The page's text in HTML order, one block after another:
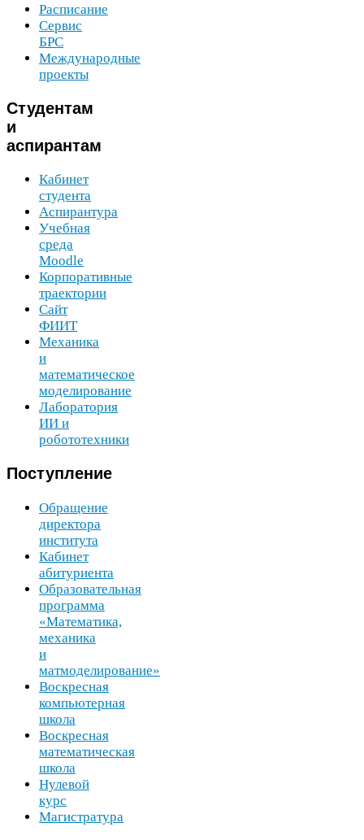
Расписание
Сервис
БРС
Международные
проекты
Студентам
и
аспирантам
Кабинет
студента
Аспирантура
Учебная
среда
Moodle
Корпоративные
траектории
Сайт
ФИИТ
Механика
и
математическое
моделирование
Лаборатория
ИИ и
робототехники
Поступление
Обращение
директора
института
Кабинет
абитуриента
Образовательная
программа
«Математика,
механика
и
матмоделирование»
Воскресная
компьютерная
школа
Воскресная
математическая
школа
Нулевой
курс
Магистратура